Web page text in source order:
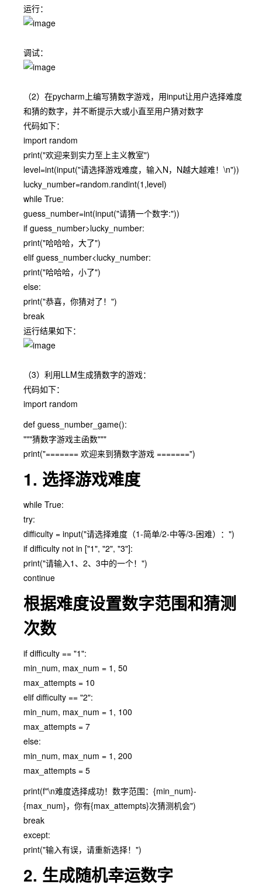
运行：
调试：
（2）在pycharm上编写猜数字游戏，用input让用户选择难度
和猜的数字，并不断提示大或小直至用户猜对数字
代码如下：
import random
print("欢迎来到实力至上主义教室")
level=int(input("请选择游戏难度，输入N，N越大越难！\n"))
lucky_number=random.randint(1,level)
while True:
guess_number=int(input("请猜一个数字:"))
if guess_number>lucky_number:
print("哈哈哈，大了")
elif guess_number<lucky_number:
print("哈哈哈，小了")
else:
print("恭喜，你猜对了！")
break
运行结果如下：
（3）利用LLM生成猜数字的游戏：
代码如下：
import random
def guess_number_game():
"""猜数字游戏主函数"""
print("======= 欢迎来到猜数字游戏 =======")
1. 选择游戏难度
while True:
try:
difficulty = input("请选择难度（1-简单/2-中等/3-困难）：")
if difficulty not in ["1", "2", "3"]:
print("请输入1、2、3中的一个！")
continue
根据难度设置数字范围和猜测
次数
if difficulty == "1":
min_num, max_num = 1, 50
max_attempts = 10
elif difficulty == "2":
min_num, max_num = 1, 100
max_attempts = 7
else:
min_num, max_num = 1, 200
max_attempts = 5
print(f"\n难度选择成功！数字范围：{min_num}-
{max_num}，你有{max_attempts}次猜测机会")
break
except:
print("输入有误，请重新选择！")
2. 生成随机幸运数字